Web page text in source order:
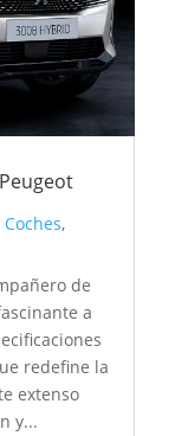
Coches,
de
a
redefine la
extenso
y...